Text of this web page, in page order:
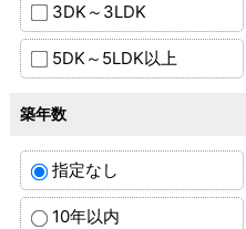
3DK～3LDK
5DK～5LDK以上
築年数
指定なし
10年以内